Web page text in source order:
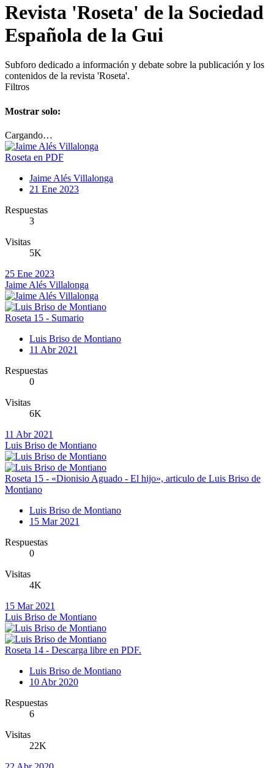
Revista 'Roseta' de la Sociedad
Española de la Gui
Subforo dedicado a información y debate sobre la publicación y los
contenidos de la revista 'Roseta'.
Filtros
Mostrar solo:
Cargando…
Roseta en PDF
Jaime Alés Villalonga
21 Ene 2023
Respuestas
3
Visitas
5K
25 Ene 2023
Jaime Alés Villalonga
Roseta 15 - Sumario
Luis Briso de Montiano
11 Abr 2021
Respuestas
0
Visitas
6K
11 Abr 2021
Luis Briso de Montiano
Roseta 15 - «Dionisio Aguado - El hijo», articulo de Luis Briso de
Montiano
Luis Briso de Montiano
15 Mar 2021
Respuestas
0
Visitas
4K
15 Mar 2021
Luis Briso de Montiano
Roseta 14 - Descarga libre en PDF.
Luis Briso de Montiano
10 Abr 2020
Respuestas
6
Visitas
22K